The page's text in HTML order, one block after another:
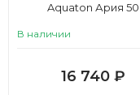
Aquaton Ария 50
В наличии
16 740 ₽